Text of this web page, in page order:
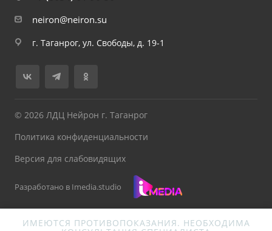
neiron@neiron.su
г. Таганрог, ул. Свободы, д. 19-1
© 2026 ЛДЦ Нейрон г. Таганрог
Политика конфиденциальности
Версия для слабовидящих
Разработано в Imedia.studio
ИМЕЮТСЯ ПРОТИВОПОКАЗАНИЯ. НЕОБХОДИМА